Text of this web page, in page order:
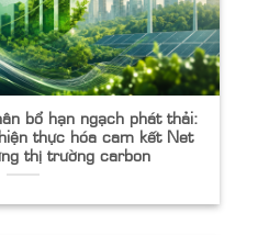
bổ hạn ngạch phát thải:
thực hóa cam kết Net
thị trường carbon